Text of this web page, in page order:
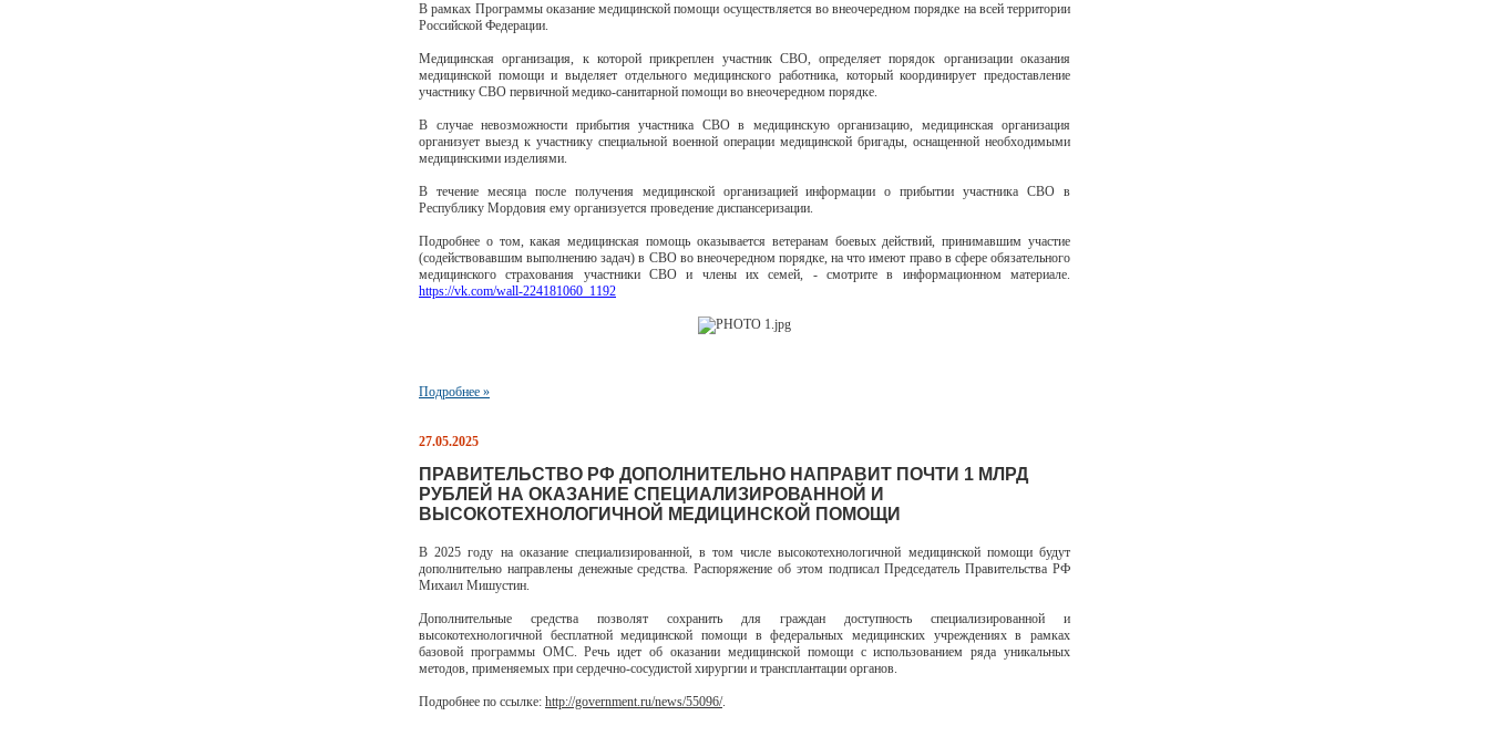
В рамках Программы оказание медицинской помощи осуществляется во внеочередном порядке на всей территории
Российской Федерации.
Медицинская организация, к которой прикреплен участник СВО, определяет порядок организации оказания
медицинской помощи и выделяет отдельного медицинского работника, который координирует предоставление
участнику СВО первичной медико-санитарной помощи во внеочередном порядке.
В случае невозможности прибытия участника СВО в медицинскую организацию, медицинская организация
организует выезд к участнику специальной военной операции медицинской бригады, оснащенной необходимыми
медицинскими изделиями.
В течение месяца после получения медицинской организацией информации о прибытии участника СВО в
Республику Мордовия ему организуется проведение диспансеризации.
Подробнее о том, какая медицинская помощь оказывается ветеранам боевых действий, принимавшим участие
(содействовавшим выполнению задач) в СВО во внеочередном порядке, на что имеют право в сфере обязательного
медицинского страхования участники СВО и члены их семей, - смотрите в информационном материале.
https://vk.com/wall-224181060_1192
Подробнее »
27.05.2025
ПРАВИТЕЛЬСТВО РФ ДОПОЛНИТЕЛЬНО НАПРАВИТ ПОЧТИ 1 МЛРД
РУБЛЕЙ НА ОКАЗАНИЕ СПЕЦИАЛИЗИРОВАННОЙ И
ВЫСОКОТЕХНОЛОГИЧНОЙ МЕДИЦИНСКОЙ ПОМОЩИ
В 2025 году на оказание специализированной, в том числе высокотехнологичной медицинской помощи будут
дополнительно направлены денежные средства. Распоряжение об этом подписал Председатель Правительства РФ
Михаил Мишустин.
Дополнительные средства позволят сохранить для граждан доступность специализированной и
высокотехнологичной бесплатной медицинской помощи в федеральных медицинских учреждениях в рамках
базовой программы ОМС. Речь идет об оказании медицинской помощи с использованием ряда уникальных
методов, применяемых при сердечно-сосудистой хирургии и трансплантации органов.
Подробнее по ссылке: http://government.ru/news/55096/.